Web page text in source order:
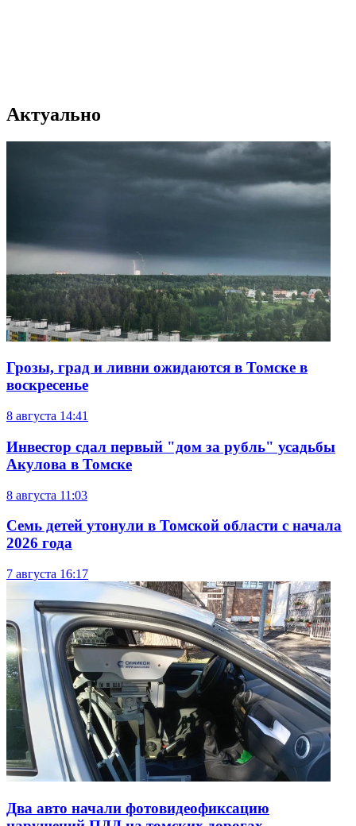
Актуально
Грозы, град и ливни ожидаются в Томске в
воскресенье
8 августа 14:41
Инвестор сдал первый "дом за рубль" усадьбы
Акулова в Томске
8 августа 11:03
Семь детей утонули в Томской области с начала
2026 года
7 августа 16:17
Два авто начали фотовидеофиксацию